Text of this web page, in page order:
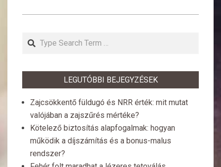
Search
LEGUTÓBBI BEJEGYZÉSEK
Zajcsökkentő füldugó és NRR érték: mit mutat
valójában a zajszűrés mértéke?
Kötelező biztosítás alapfogalmak: hogyan
működik a díjszámítás és a bonus-malus
rendszer?